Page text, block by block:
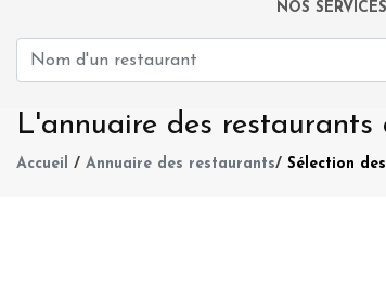
NOS SERVICES
L'annuaire des
Accueil / Annuaire des restaurants/ Sélection